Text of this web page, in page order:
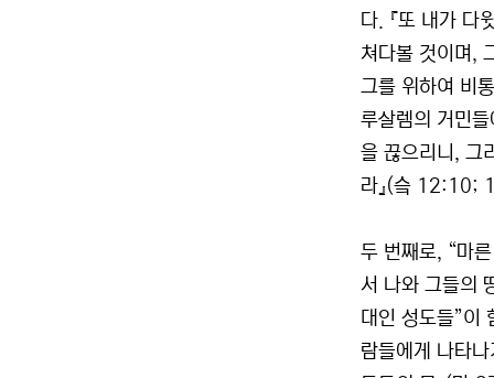
다. 『또 내가 다
쳐다볼 것이며,
그를 위하여 비
루살렘의 거민
을 끊으리니, 그
라』(슼 12:10;
두 번째로, “마
서 나와 그들의
대인 성도들”이
람들에게 나타